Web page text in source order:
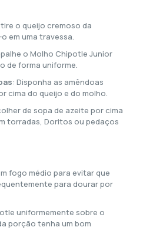
o queijo cremoso da
em uma travessa.
o Molho Chipotle Junior
de forma uniforme.
: Disponha as amêndoas
cima do queijo e do molho.
de sopa de azeite por cima
torradas, Doritos ou pedaços
fogo médio para evitar que
para dourar por
uniformemente sobre o
porção tenha um bom